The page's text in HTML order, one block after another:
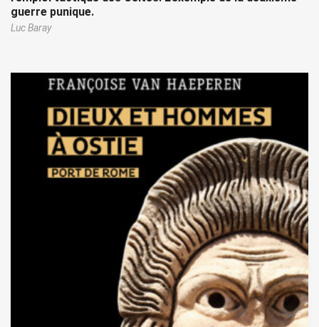
guerre punique.
Luc Baray